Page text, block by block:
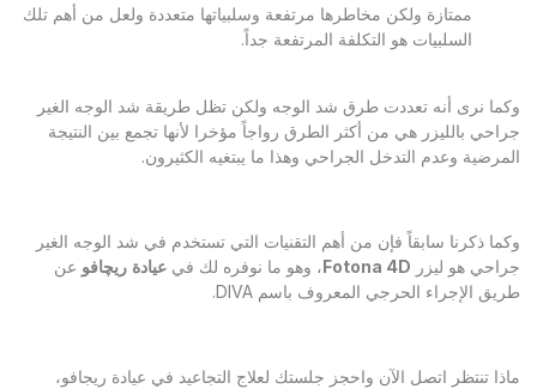
ممتازة ولكن مخاطرها مرتفعة وسلبياتها متعددة ولعل من أهم تلك
السلبيات هو التكلفة المرتفعة جداً.
وكما نرى أنه تعددت طرق شد الوجه ولكن تظل طريقة شد الوجه الغير
جراحي بالليزر هي من أكثر الطرق رواجاً مؤخرا لأنها تجمع بين النتيجة
المرضية وعدم التدخل الجراحي وهذا ما يبتغيه الكثيرون.
وكما ذكرنا سابقاً فإن من أهم التقنيات التي تستخدم في شد الوجه الغير
جراحي هو ليزر Fotona 4D، وهو ما نوفره لك في عيادة ريچافو عن
طريق الإجراء الحرجي المعروف باسم DIVA.
ماذا تنتظر اتصل الآن واحجز جلستك لعلاج التجاعيد في عيادة ريجافو،